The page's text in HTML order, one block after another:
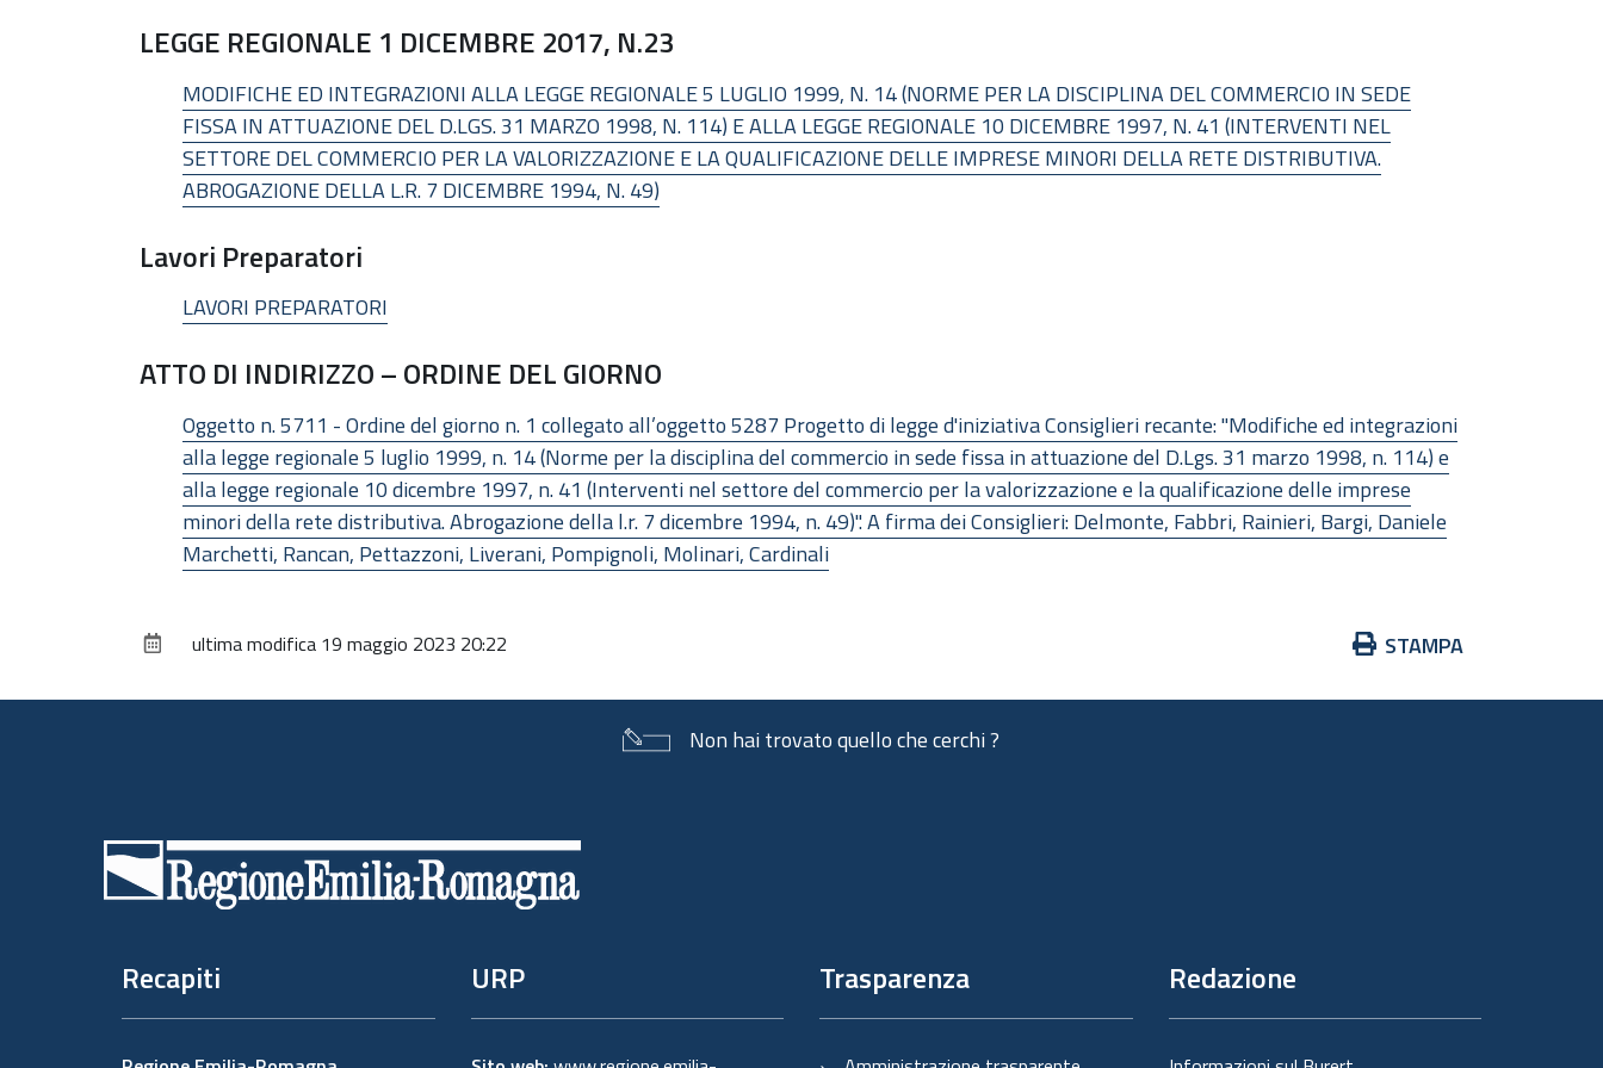
LEGGE REGIONALE 1 DICEMBRE 2017, N.23
MODIFICHE ED INTEGRAZIONI ALLA LEGGE REGIONALE 5 LUGLIO 1999, N. 14 (NORME PER LA DISCIPLINA DEL COMMERCIO IN SEDE
FISSA IN ATTUAZIONE DEL D.LGS. 31 MARZO 1998, N. 114) E ALLA LEGGE REGIONALE 10 DICEMBRE 1997, N. 41 (INTERVENTI NEL
SETTORE DEL COMMERCIO PER LA VALORIZZAZIONE E LA QUALIFICAZIONE DELLE IMPRESE MINORI DELLA RETE DISTRIBUTIVA.
ABROGAZIONE DELLA L.R. 7 DICEMBRE 1994, N. 49)
Lavori Preparatori
LAVORI PREPARATORI
ATTO DI INDIRIZZO – ORDINE DEL GIORNO
Oggetto n. 5711 - Ordine del giorno n. 1 collegato all’oggetto 5287 Progetto di legge d'iniziativa Consiglieri recante: "Modifiche ed integrazioni
alla legge regionale 5 luglio 1999, n. 14 (Norme per la disciplina del commercio in sede fissa in attuazione del D.Lgs. 31 marzo 1998, n. 114) e
alla legge regionale 10 dicembre 1997, n. 41 (Interventi nel settore del commercio per la valorizzazione e la qualificazione delle imprese
minori della rete distributiva. Abrogazione della l.r. 7 dicembre 1994, n. 49)". A firma dei Consiglieri: Delmonte, Fabbri, Rainieri, Bargi, Daniele
Marchetti, Rancan, Pettazzoni, Liverani, Pompignoli, Molinari, Cardinali
Azioni
documento
STAMPA
ultima modifica 19 maggio 2023 20:22
Non hai trovato quello che cerchi ?
Recapiti URP Trasparenza Redazione